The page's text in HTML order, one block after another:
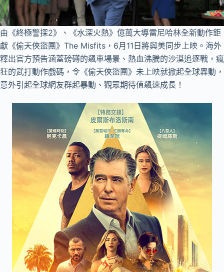
由《終極警探2》、《水深火熱》億萬大導雷尼哈林全新動作鉅
獻《偷天俠盜團》The Misfits，6月11日將與美同步上映。海外
釋出官方預告涵蓋磅礡的飆車場景、熱血沸騰的沙漠追逐戰，瘋
狂的武打動作戲碼，令《偷天俠盜團》未上映就掀起全球轟動，
意外引起全球網友群起暴動、觀眾期待值飆速成長！